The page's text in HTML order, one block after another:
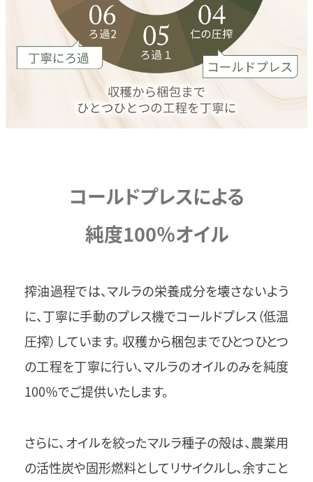
コールドプレスによる
純度100％オイル
搾油過程では、マルラの栄養成分を壊さないよう
に、丁寧に手動のプレス機でコールドプレス（低温
圧搾）しています。 収穫から梱包までひとつひとつ
の工程を丁寧に行い、マルラのオイルのみを純度
100％でご提供いたします。
さらに、オイルを絞ったマルラ種子の殻は、農業用
の活性炭や固形燃料としてリサイクルし、余すこと